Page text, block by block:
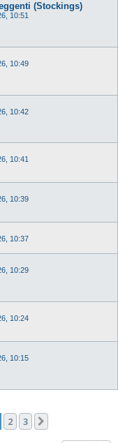
(Stockings)
10:51
10:49
10:42
10:41
10:39
10:37
10:29
10:24
10:15
2 3